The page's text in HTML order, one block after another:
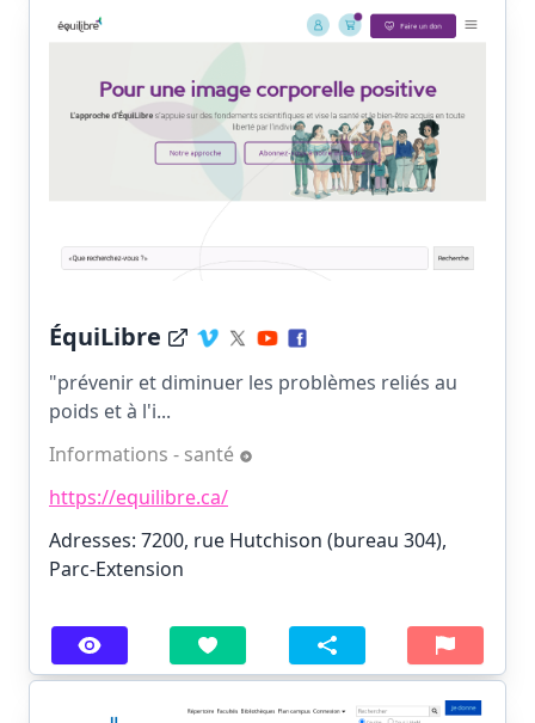
ÉquiLibre
"prévenir et diminuer les problèmes reliés au
poids et à l'i...
Informations - santé
https://equilibre.ca/
Adresses: 7200, rue Hutchison (bureau 304),
Parc-Extension